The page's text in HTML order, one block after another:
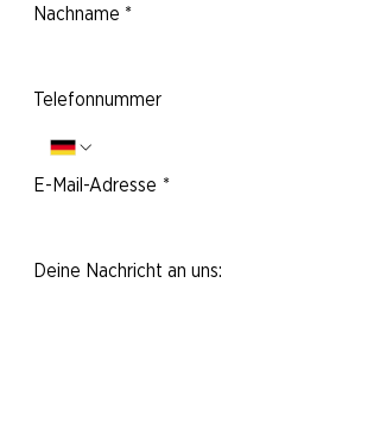
Nachname *
Telefonnummer
E-Mail-Adresse *
Deine Nachricht an uns: